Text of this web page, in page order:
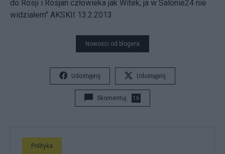
do Rosji i Rosjan człowieka jak Witek, ja w Salonie24 nie
widziałem" AKSKII 13.2.2013
Nowości od blogera
Udostępnij Udostępnij
Skomentuj 16
Polityka